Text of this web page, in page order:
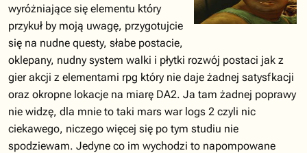
wyróżniające się elementu który
przykuł by moją uwagę, przygotujcie
się na nudne questy, słabe postacie,
oklepany, nudny system walki i płytki rozwój postaci jak z
gier akcji z elementami rpg który nie daje żadnej satysfkacji
oraz okropne lokacje na miarę DA2. Ja tam żadnej poprawy
nie widzę, dla mnie to taki mars war logs 2 czyli nic
ciekawego, niczego więcej się po tym studiu nie
spodziewam. Jedyne co im wychodzi to napompowane